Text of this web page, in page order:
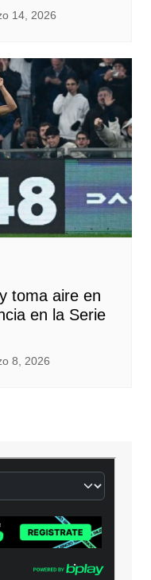
14, 2026
toma aire en
en la Serie
8, 2026